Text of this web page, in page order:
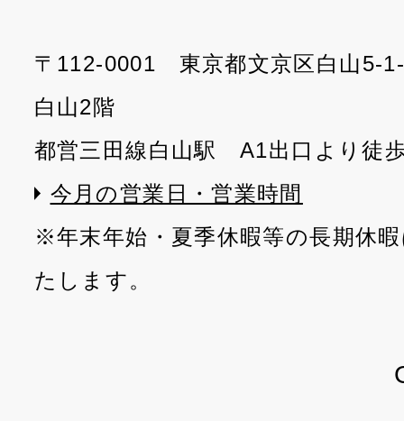
〒112-0001 東京都文京区白山5-
白山2階
都営三田線白山駅 A1出口より徒
今月の営業日・営業時間
※年末年始・夏季休暇等の長期休
たします。